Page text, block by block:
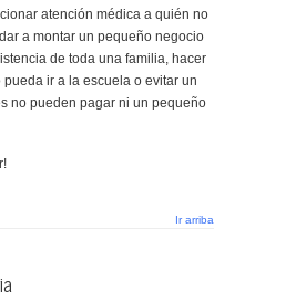
atención médica a quién no
a montar un pequeño negocio
de toda una familia, hacer
ir a la escuela o evitar un
no pueden pagar ni un pequeño
Ir arriba